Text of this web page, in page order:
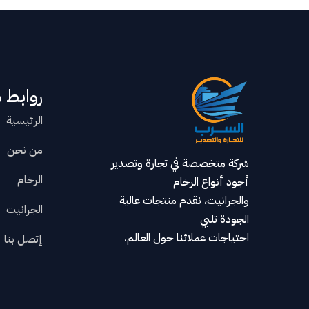
الرئيسية
من نحن
الرخام
الجرانيت
إتصل بنا
شركة متخصصة في تجارة وتصدير
أجود أنواع الرخام
والجرانيت، نقدم منتجات عالية
الجودة تلبي
احتياجات عملائنا حول العالم.